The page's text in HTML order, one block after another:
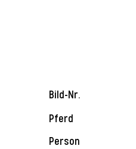
Bild-Nr.
Pferd
Person